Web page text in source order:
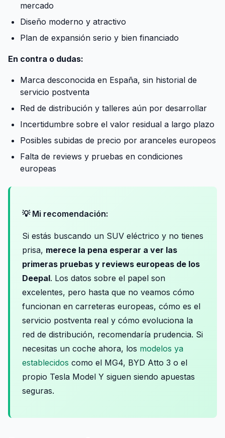
mercado
Diseño moderno y atractivo
Plan de expansión serio y bien financiado
En contra o dudas:
Marca desconocida en España, sin historial de
servicio postventa
Red de distribución y talleres aún por desarrollar
Incertidumbre sobre el valor residual a largo plazo
Posibles subidas de precio por aranceles europeos
Falta de reviews y pruebas en condiciones
europeas
💡 Mi recomendación:
Si estás buscando un SUV eléctrico y no tienes
prisa, merece la pena esperar a ver las
primeras pruebas y reviews europeas de los
Deepal. Los datos sobre el papel son
excelentes, pero hasta que no veamos cómo
funcionan en carreteras europeas, cómo es el
servicio postventa real y cómo evoluciona la
red de distribución, recomendaría prudencia. Si
necesitas un coche ahora, los modelos ya
establecidos como el MG4, BYD Atto 3 o el
propio Tesla Model Y siguen siendo apuestas
seguras.